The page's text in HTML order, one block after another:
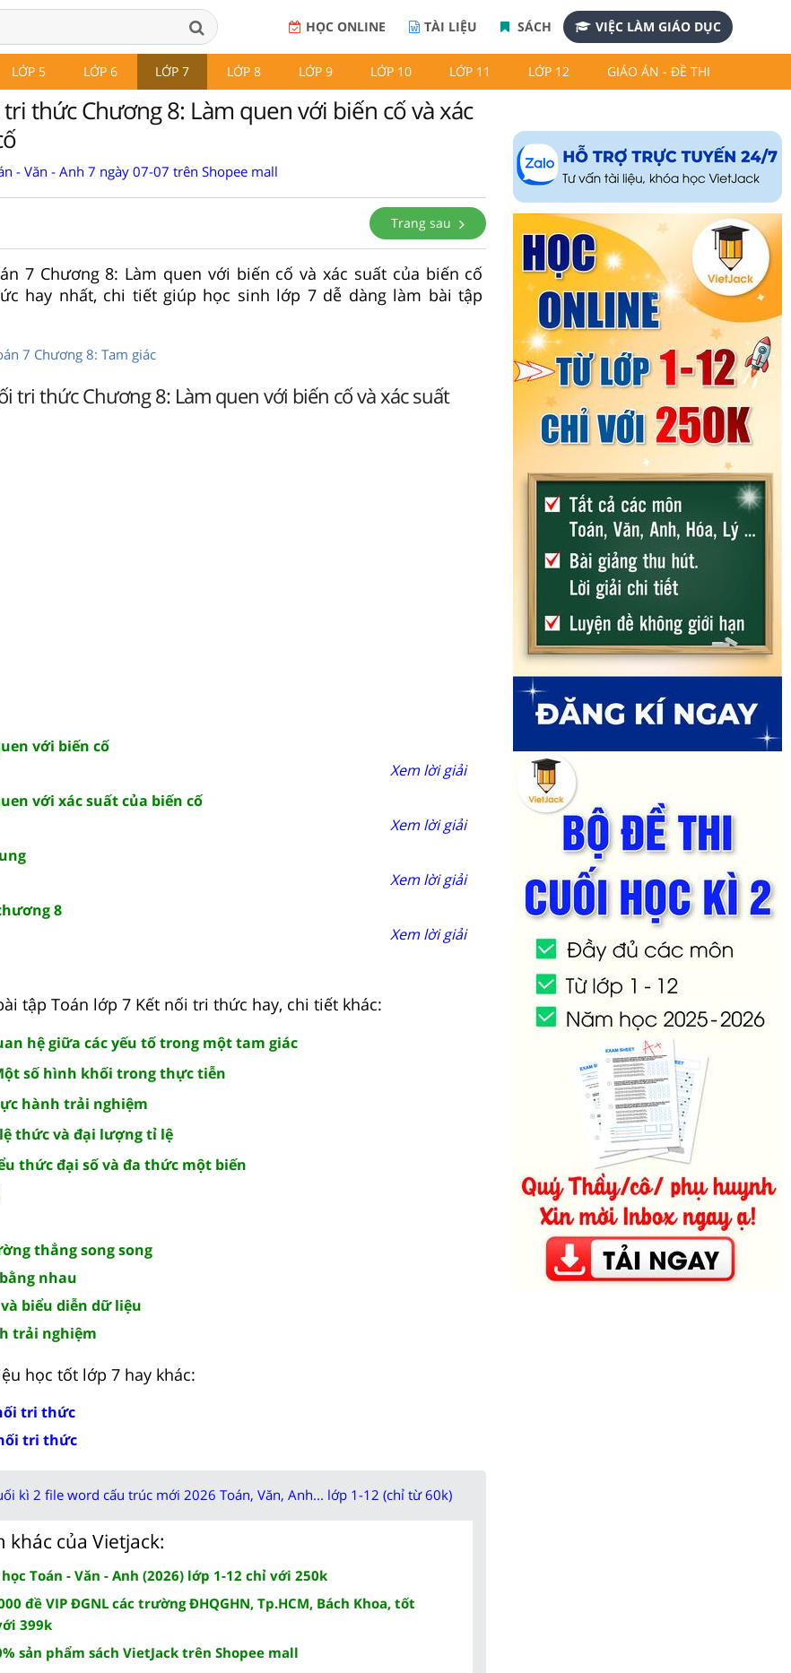
HỌC ONLINE TÀI LIỆU SÁCH VIỆC LÀM GIÁO DỤC
LỚP 5 LỚP 6 LỚP 7 LỚP 8 LỚP 9 LỚP 10 LỚP 11 LỚP 12 GIÁO ÁN - ĐỀ THI
thức Chương 8: Làm quen với biến cố và xác
- Văn - Anh 7 ngày 07-07 trên Shopee mall
Trang sau
7 Chương 8: Làm quen với biến cố và xác suất của biến cố
hay nhất, chi tiết giúp học sinh lớp 7 dễ dàng làm bài tập
7 Chương 8: Tam giác
tri thức Chương 8: Làm quen với biến cố và xác suất
với biến cố
Xem lời giải
với xác suất của biến cố
Xem lời giải
Xem lời giải
8
Xem lời giải
tập Toán lớp 7 Kết nối tri thức hay, chi tiết khác:
hệ giữa các yếu tố trong một tam giác
số hình khối trong thực tiễn
hành trải nghiệm
thức và đại lượng tỉ lệ
thức đại số và đa thức một biến
thẳng song song
nhau
biểu diễn dữ liệu
trải nghiệm
học tốt lớp 7 hay khác:
tri thức
tri thức
kì 2 file word cấu trúc mới 2026 Toán, Văn, Anh... lớp 1-12 (chỉ từ 60k)
khác của Vietjack:
Toán - Văn - Anh (2026) lớp 1-12 chỉ với 250k
đề VIP ĐGNL các trường ĐHQGHN, Tp.HCM, Bách Khoa, tốt
399k
sản phẩm sách VietJack trên Shopee mall